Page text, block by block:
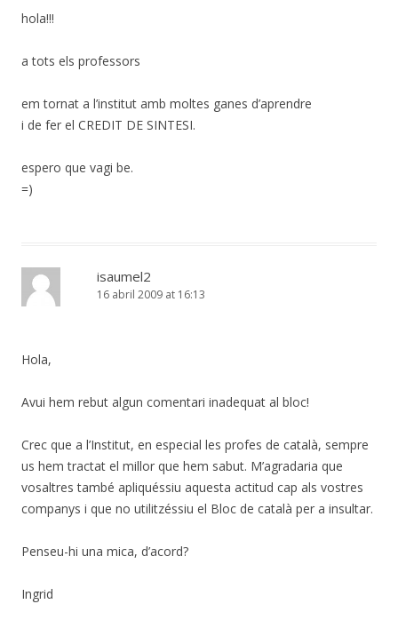
hola!!!
a tots els professors
em tornat a l’institut amb moltes ganes d’aprendre
i de fer el CREDIT DE SINTESI.
espero que vagi be.
=)
isaumel2
16 abril 2009 at 16:13
Hola,
Avui hem rebut algun comentari inadequat al bloc!
Crec que a l’Institut, en especial les profes de català, sempre
us hem tractat el millor que hem sabut. M’agradaria que
vosaltres també apliquéssiu aquesta actitud cap als vostres
companys i que no utilitzéssiu el Bloc de català per a insultar.
Penseu-hi una mica, d’acord?
Ingrid